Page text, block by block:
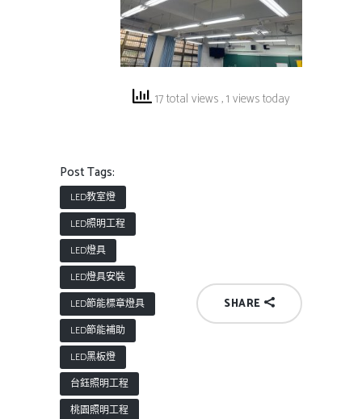
17 total views, 1 views today
Post Tags:
LED教室燈
LED照明工程
LED燈具
LED燈具安裝
LED節能標章燈具
LED節能補助
LED黑板燈
台鈺照明工程
桃園照明工程
SHARE